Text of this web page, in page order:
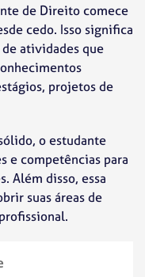
de Direito comece
cedo. Isso significa
atividades que
projetos de
o estudante
e competências para
Além disso, essa
suas áreas de